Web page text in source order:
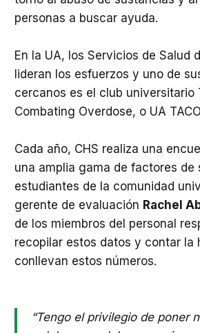
personas a buscar ayuda.
En la UA, los Servicios de Salud
lideran los esfuerzos y uno de
cercanos es el club universitario
Combating Overdose, o UA
Cada año, CHS realiza una
una amplia gama de factores de
estudiantes de la comunidad
gerente de evaluación Rachel
de los miembros del personal
recopilar estos datos y contar la
conllevan estos números.
“Tengo el privilegio de poner